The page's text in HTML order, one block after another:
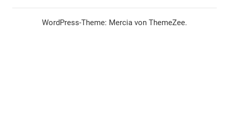
WordPress-Theme: Mercia von ThemeZee.